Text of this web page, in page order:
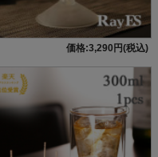
価格:3,290円(税込)